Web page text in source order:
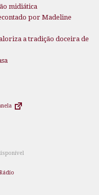
midiática
por Madeline
a tradição doceira de